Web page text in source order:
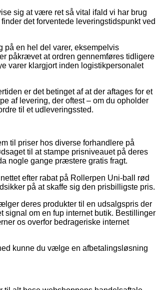
sig at være ret så vital ifald vi har brug
det forventede leveringstidspunkt ved
på en hel del varer, eksempelvis
påkrævet at ordren gennemføres tidligere
varer klargjort inden logistikpersonalet
er det betinget af at der aftages for et
af levering, der oftest – om du opholder
til et udleveringssted.
til priser hos diverse forhandlere på
til at stampe prisniveauet på deres
nogle gange præstere gratis fragt.
efter rabat på Rollerpen Uni-ball rød
på at skaffe sig den prisbilligste pris.
deres produkter til en udsalgspris der
signal om en fup internet butik. Bestillinger
os overfor bedrageriske internet
kunne du vælge en afbetalingsløsning